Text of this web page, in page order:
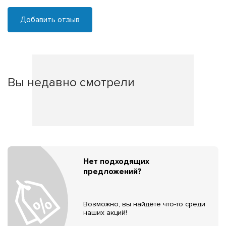
Добавить отзыв
Вы недавно смотрели
Нет подходящих
предложений?
Возможно, вы найдёте что-то среди
наших акций!